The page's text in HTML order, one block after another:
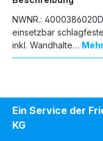
NWNR.:
einsetzbar
inkl. Wandhalte…
Ein Service der
KG